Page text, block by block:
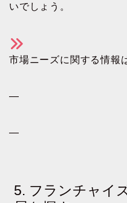
いでしょう。
市場ニーズに関する情報
—
—
5. フランチャイ